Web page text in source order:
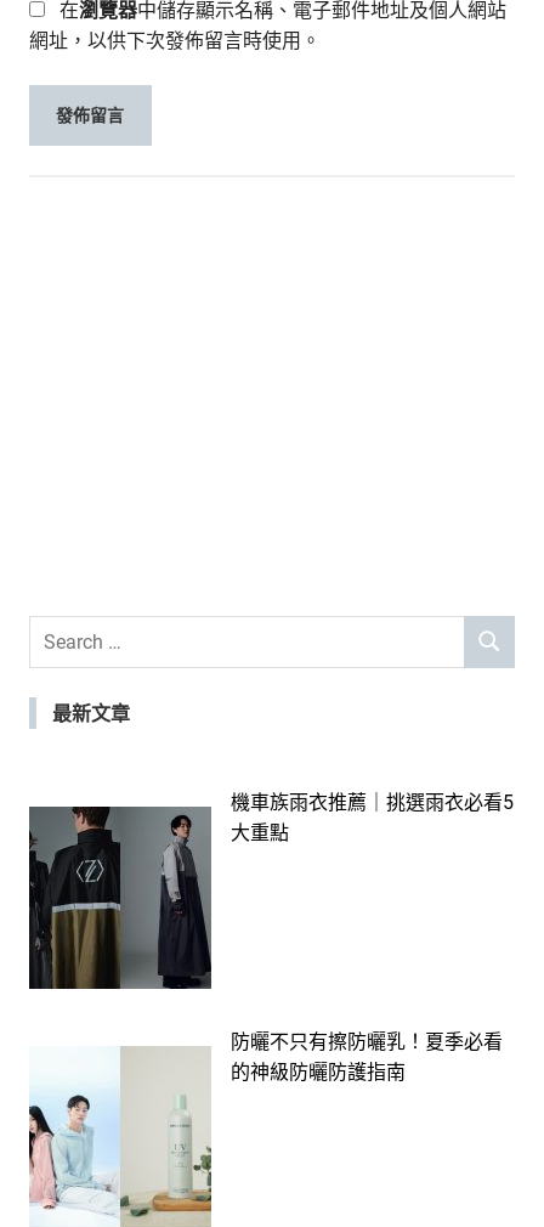
在瀏覽器中儲存顯示名稱、電子郵件地址及個人網站
網址，以供下次發佈留言時使用。
Search
SEARCH
最新文章
機車族雨衣推薦｜挑選雨衣必看5
大重點
防曬不只有擦防曬乳！夏季必看
的神級防曬防護指南